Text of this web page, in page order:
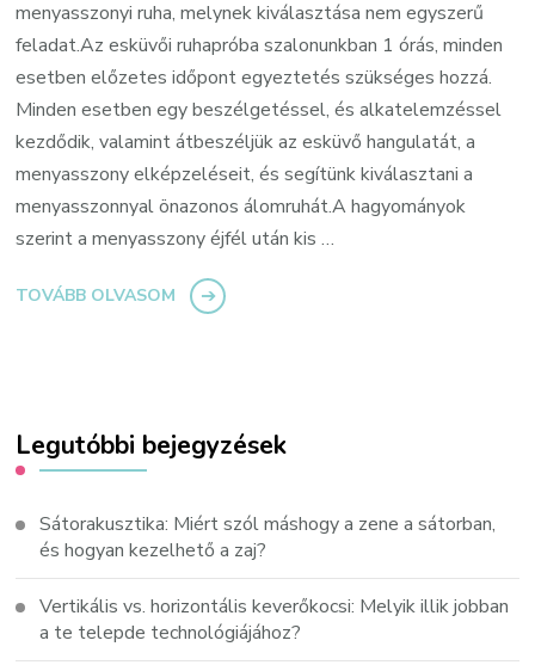
menyasszonyi ruha, melynek kiválasztása nem egyszerű
feladat.Az esküvői ruhapróba szalonunkban 1 órás, minden
esetben előzetes időpont egyeztetés szükséges hozzá.
Minden esetben egy beszélgetéssel, és alkatelemzéssel
kezdődik, valamint átbeszéljük az esküvő hangulatát, a
menyasszony elképzeléseit, és segítünk kiválasztani a
menyasszonnyal önazonos álomruhát.A hagyományok
szerint a menyasszony éjfél után kis …
TOVÁBB OLVASOM
Legutóbbi bejegyzések
Sátorakusztika: Miért szól máshogy a zene a sátorban,
és hogyan kezelhető a zaj?
Vertikális vs. horizontális keverőkocsi: Melyik illik jobban
a te telepde technológiájához?